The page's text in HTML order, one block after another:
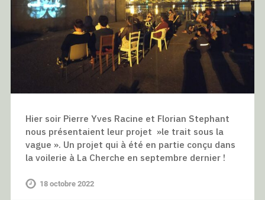
Hier soir Pierre Yves Racine et Florian Stephant
nous présentaient leur projet »le trait sous la
vague ». Un projet qui à été en partie conçu dans
la voilerie à La Cherche en septembre dernier !
18 octobre 2022